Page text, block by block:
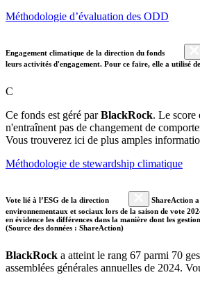
Méthodologie d’évaluation des ODD
Engagement climatique de la direction du fonds
leurs activités d'engagement. Pour ce faire, elle a utilisé
C
Ce fonds est géré parBlackRock. Le score
n'entraînent pas de changement de
Vous trouverez ici de plus amples
Méthodologie de stewardship climatique
Vote lié à l’ESG de la direction
ShareAction
environnementaux et sociaux lors de la saison de vote
en évidence les différences dans la manière dont les
(Source des données : ShareAction)
BlackRock a atteint le rang 67 parmi 70
assemblées générales annuelles de 2024.